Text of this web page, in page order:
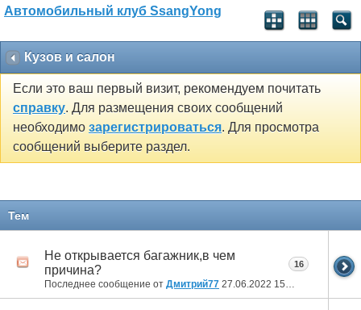
Автомобильный клуб SsangYong
Кузов и салон
Если это ваш первый визит, рекомендуем почитать
справку. Для размещения своих сообщений
необходимо зарегистрироваться. Для просмотра
сообщений выберите раздел.
Тем
Не открывается багажник,в чем
причина?
Последнее сообщение от Дмитрий77 27.06.2022 15:43
16